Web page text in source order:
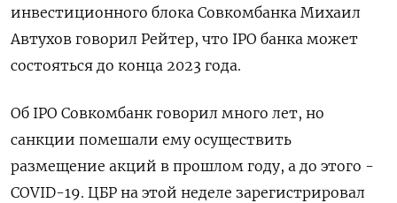
инвестиционного блока Совкомбанка Михаил
Автухов говорил Рейтер, что IPO банка может
состояться до конца 2023 года.
Об IPO Совкомбанк говорил много лет, но
санкции помешали ему осуществить
размещение акций в прошлом году, а до этого -
COVID-19. ЦБР на этой неделе зарегистрировал